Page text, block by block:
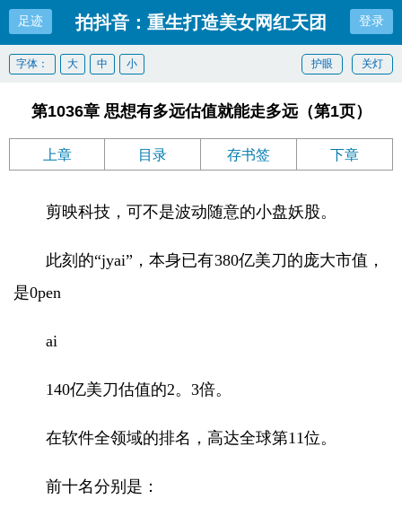
足迹 拍抖音：重生打造美女网红天团 登录
关灯
护眼
字体： 大 中 小
第1036章 思想有多远估值就能走多远（第1页）
上章 目录 存书签 下章
剪映科技，可不是波动随意的小盘妖股。
此刻的“jyai”，本身已有380亿美刀的庞大市值，
是0pen
ai
140亿美刀估值的2。3倍。
在软件全领域的排名，高达全球第11位。
前十名分别是：